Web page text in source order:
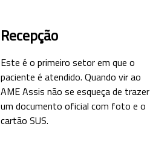
Recepção
Este é o primeiro setor em que o
paciente é atendido. Quando vir ao
AME Assis não se esqueça de trazer
um documento oficial com foto e o
cartão SUS.